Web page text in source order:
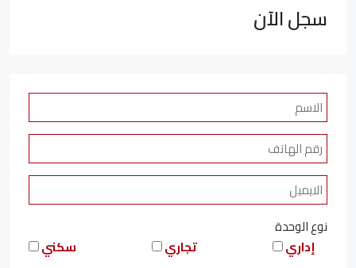
سجل الآن
نوع الوحدة
سكني
تجاري إداري